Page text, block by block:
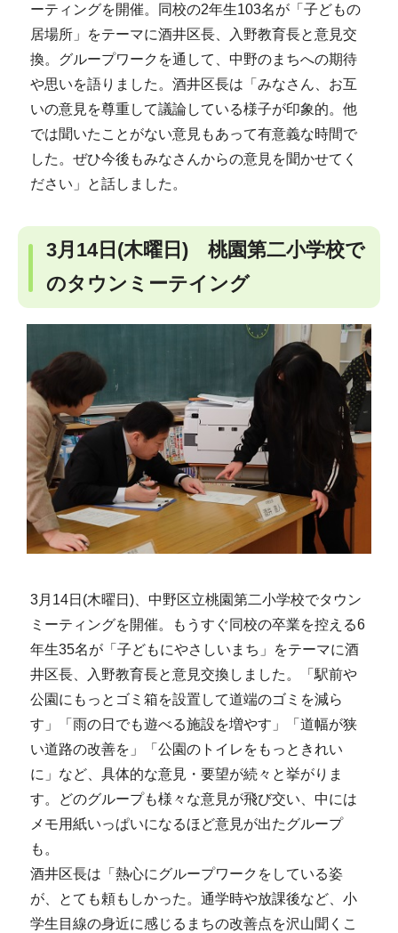
ーティングを開催。同校の2年生103名が「子どもの
居場所」をテーマに酒井区長、入野教育長と意見交
換。グループワークを通して、中野のまちへの期待
や思いを語りました。酒井区長は「みなさん、お互
いの意見を尊重して議論している様子が印象的。他
では聞いたことがない意見もあって有意義な時間で
した。ぜひ今後もみなさんからの意見を聞かせてく
ださい」と話しました。
3月14日(木曜日) 桃園第二小学校で
のタウンミーテイング
3月14日(木曜日)、中野区立桃園第二小学校でタウン
ミーティングを開催。もうすぐ同校の卒業を控える6
年生35名が「子どもにやさしいまち」をテーマに酒
井区長、入野教育長と意見交換しました。「駅前や
公園にもっとゴミ箱を設置して道端のゴミを減ら
す」「雨の日でも遊べる施設を増やす」「道幅が狭
い道路の改善を」「公園のトイレをもっときれい
に」など、具体的な意見・要望が続々と挙がりま
す。どのグループも様々な意見が飛び交い、中には
メモ用紙いっぱいになるほど意見が出たグループ
も。
酒井区長は「熱心にグループワークをしている姿
が、とても頼もしかった。通学時や放課後など、小
学生目線の身近に感じるまちの改善点を沢山聞くこ